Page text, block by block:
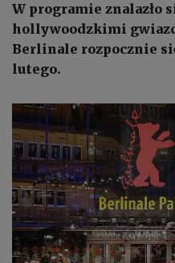
W programie znalazło
hollywoodzkimi
Berlinale rozpocznie
lutego.